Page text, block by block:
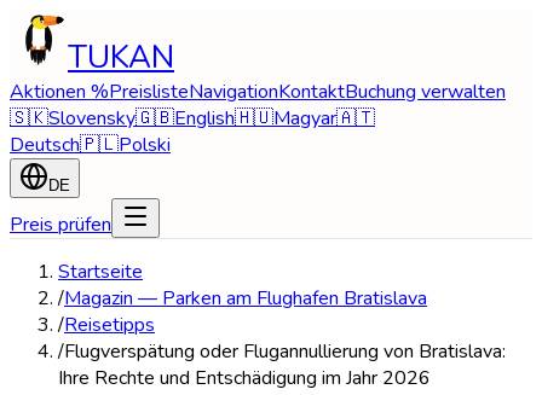
TUKAN
Aktionen %PreislisteNavigationKontaktBuchung verwalten
🇸🇰Slovensky🇬🇧English🇭🇺Magyar🇦🇹
Deutsch🇵🇱Polski
DE
Preis prüfen
Startseite
/Magazin — Parken am Flughafen Bratislava
/Reisetipps
/Flugverspätung oder Flugannullierung von Bratislava:
Ihre Rechte und Entschädigung im Jahr 2026